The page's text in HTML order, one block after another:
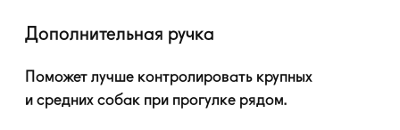
Дополнительная ручка
Поможет лучше контролировать крупных
и средних собак при прогулке рядом.